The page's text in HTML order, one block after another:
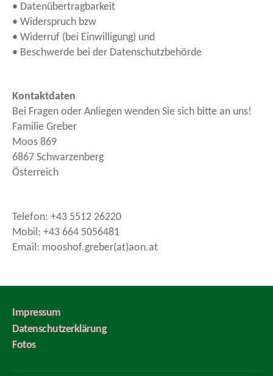
• Datenübertragbarkeit
• Widerspruch bzw
• Widerruf (bei Einwilligung) und
• Beschwerde bei der Datenschutzbehörde
Kontaktdaten
Bei Fragen oder Anliegen wenden Sie sich bitte an uns!
Familie Greber
Moos 869
6867 Schwarzenberg
Österreich
Telefon: +43 5512 26220
Mobil: +43 664 5056481
Email: mooshof.greber(at)aon.at
Impressum
Datenschutzerklärung
Fotos